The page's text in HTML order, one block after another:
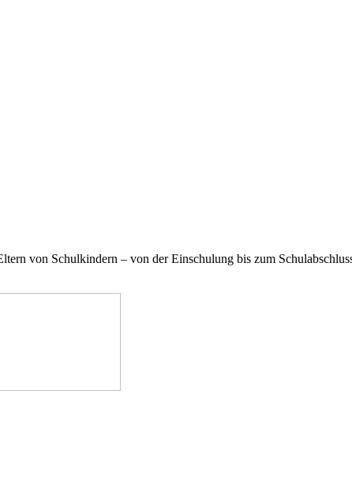
von Schulkindern – von der Einschulung bis zum